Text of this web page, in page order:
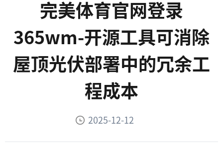
完美体育官网登录
365wm-开源工具可消除
屋顶光伏部署中的冗余工
程成本
2025-12-12